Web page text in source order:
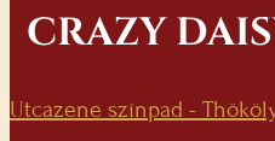
CRAZY
Utcazene színpad -